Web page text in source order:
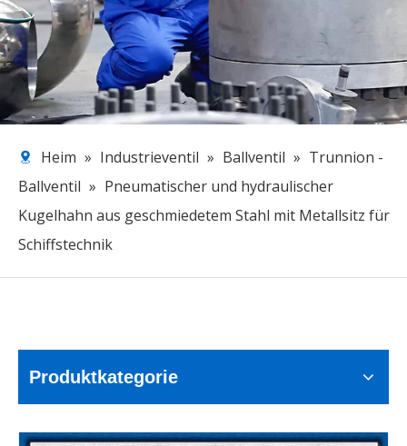
Heim » Industrieventil » Ballventil » Trunnion -
Ballventil » Pneumatischer und hydraulischer
Kugelhahn aus geschmiedetem Stahl mit Metallsitz für
Schiffstechnik
Produktkategorie